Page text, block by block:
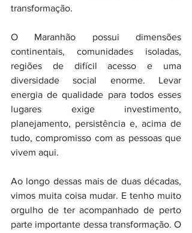
transformação.
O Maranhão possui dimensões
continentais, comunidades isoladas,
regiões de difícil acesso e uma
diversidade social enorme. Levar
energia de qualidade para todos esses
lugares exige investimento,
planejamento, persistência e, acima de
tudo, compromisso com as pessoas que
vivem aqui.
Ao longo dessas mais de duas décadas,
vimos muita coisa mudar. E tenho muito
orgulho de ter acompanhado de perto
parte importante dessa transformação. O